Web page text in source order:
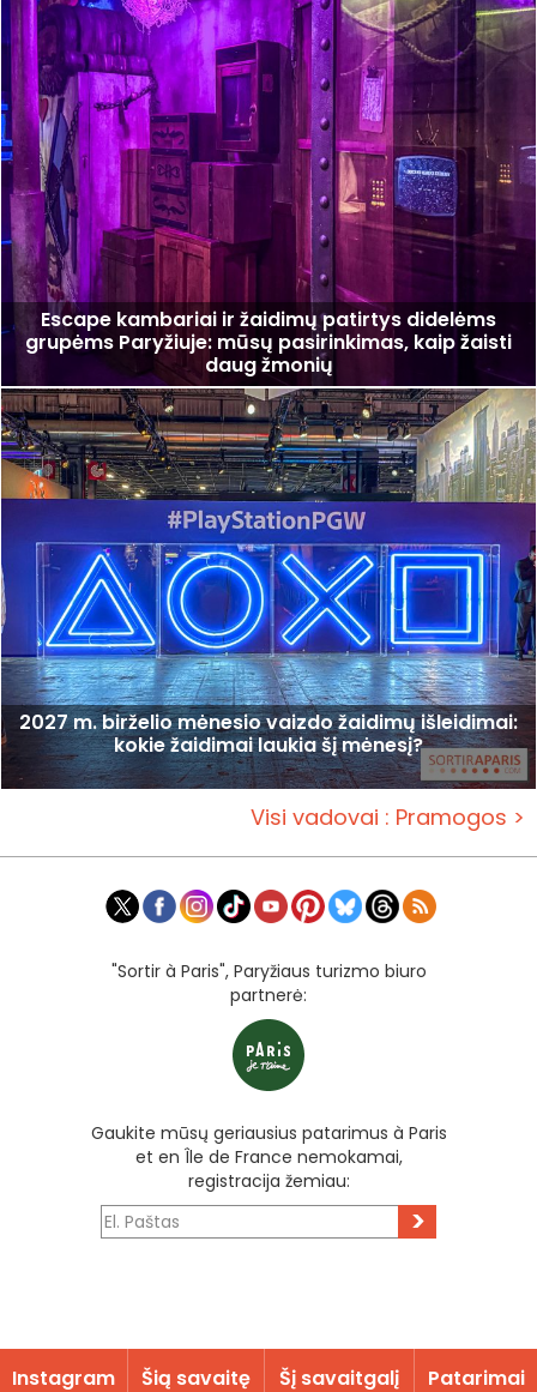
Escape kambariai ir žaidimų patirtys didelėms
grupėms Paryžiuje: mūsų pasirinkimas, kaip žaisti
daug žmonių
2027 m. birželio mėnesio vaizdo žaidimų išleidimai:
kokie žaidimai laukia šį mėnesį?
Visi vadovai : Pramogos >
"Sortir à Paris", Paryžiaus turizmo biuro
partnerė:
Gaukite mūsų geriausius patarimus à Paris
et en Île de France nemokamai,
registracija žemiau:
>
Instagram Šią savaitę Šį savaitgalį Patarimai